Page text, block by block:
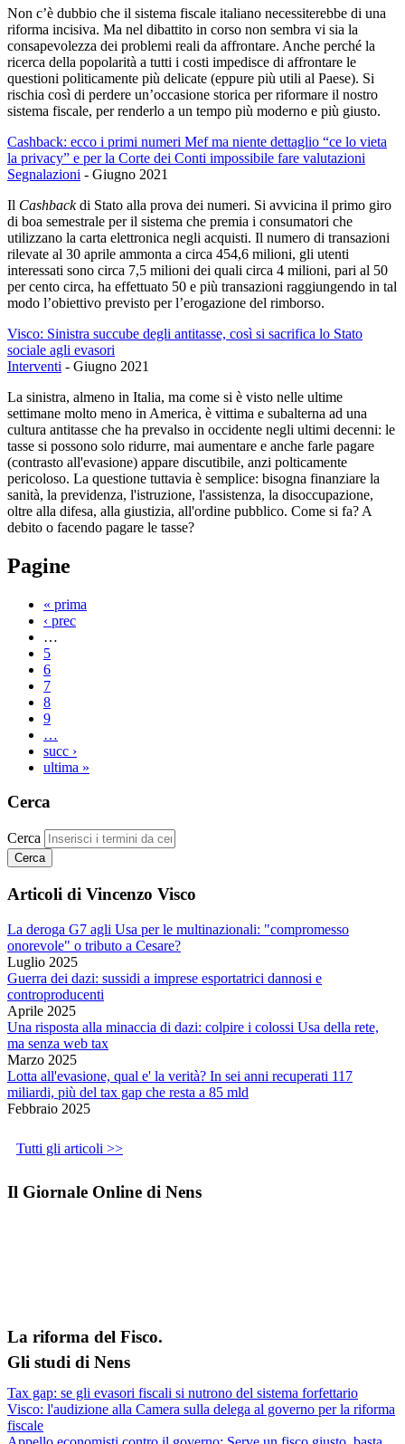
Non c’è dubbio che il sistema fiscale italiano necessiterebbe di una
riforma incisiva. Ma nel dibattito in corso non sembra vi sia la
consapevolezza dei problemi reali da affrontare. Anche perché la
ricerca della popolarità a tutti i costi impedisce di affrontare le
questioni politicamente più delicate (eppure più utili al Paese). Si
rischia così di perdere un’occasione storica per riformare il nostro
sistema fiscale, per renderlo a un tempo più moderno e più giusto.
Cashback: ecco i primi numeri Mef ma niente dettaglio “ce lo vieta
la privacy” e per la Corte dei Conti impossibile fare valutazioni
Segnalazioni - Giugno 2021
Il Cashbackdi Stato alla prova dei numeri. Si avvicina il primo giro
di boa semestrale per il sistema che premia i consumatori che
utilizzano la carta elettronica negli acquisti. Il numero di transazioni
rilevate al 30 aprile ammonta a circa 454,6 milioni, gli utenti
interessati sono circa 7,5 milioni dei quali circa 4 milioni, pari al 50
per cento circa, ha effettuato 50 e più transazioni raggiungendo in tal
modo l’obiettivo previsto per l’erogazione del rimborso.
Visco: Sinistra succube degli antitasse, così si sacrifica lo Stato
sociale agli evasori
Interventi - Giugno 2021
La sinistra, almeno in Italia, ma come si è visto nelle ultime
settimane molto meno in America, è vittima e subalterna ad una
cultura antitasse che ha prevalso in occidente negli ultimi decenni: le
tasse si possono solo ridurre, mai aumentare e anche farle pagare
(contrasto all'evasione) appare discutibile, anzi polticamente
pericoloso. La questione tuttavia è semplice: bisogna finanziare la
sanità, la previdenza, l'istruzione, l'assistenza, la disoccupazione,
oltre alla difesa, alla giustizia, all'ordine pubblico. Come si fa? A
debito o facendo pagare le tasse?
Pagine
« prima
‹ prec
…
5
6
7
8
9
…
succ ›
ultima »
Cerca
Cerca
Articoli di Vincenzo Visco
La deroga G7 agli Usa per le multinazionali: "compromesso
onorevole" o tributo a Cesare?
Luglio 2025
Guerra dei dazi: sussidi a imprese esportatrici dannosi e
controproducenti
Aprile 2025
Una risposta alla minaccia di dazi: colpire i colossi Usa della rete,
ma senza web tax
Marzo 2025
Lotta all'evasione, qual e' la verità? In sei anni recuperati 117
miliardi, più del tax gap che resta a 85 mld
Febbraio 2025
Tutti gli articoli >>
Il Giornale Online di Nens
La riforma del Fisco.
Gli studi di Nens
Tax gap: se gli evasori fiscali si nutrono del sistema forfettario
Visco: l'audizione alla Camera sulla delega al governo per la riforma
fiscale